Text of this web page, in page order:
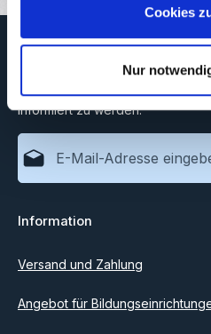
Cookies
Nur
Newsletter
Abonnieren Sie jetzt unseren
Newsletter, um rechtzeitig über
informiert zu werden.
E-Mail-Adresse*
Ich habe die
einverstanden.
Information
Versand und Zahlung
Angebot für